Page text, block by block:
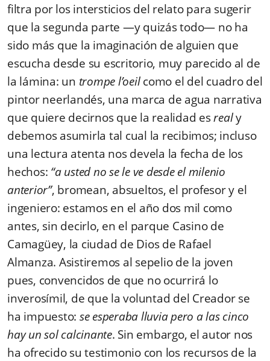
filtra por los intersticios del relato para sugerir
que la segunda parte —y quizás todo— no ha
sido más que la imaginación de alguien que
escucha desde su escritorio, muy parecido al de
la lámina: un trompe l’oeilcomo el del cuadro del
pintor neerlandés, una marca de agua narrativa
que quiere decirnos que la realidad esrealy
debemos asumirla tal cual la recibimos; incluso
una lectura atenta nos devela la fecha de los
hechos: “a usted no se le ve desde el milenio
anterior”, bromean, absueltos, el profesor y el
ingeniero: estamos en el año dos mil como
antes, sin decirlo, en el parque Casino de
Camagüey, la ciudad de Dios de Rafael
Almanza. Asistiremos al sepelio de la joven
pues, convencidos de que no ocurrirá lo
inverosímil, de que la voluntad del Creador se
ha impuesto: se esperaba lluvia pero a las cinco
hay un sol calcinante. Sin embargo, el autor nos
ha ofrecido su testimonio con los recursos de la